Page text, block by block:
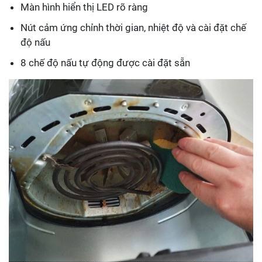
Màn hình hiển thị LED rõ ràng
Nút cảm ứng chỉnh thời gian, nhiệt độ và cài đặt chế
độ nấu
8 chế độ nấu tự động được cài đặt sẵn